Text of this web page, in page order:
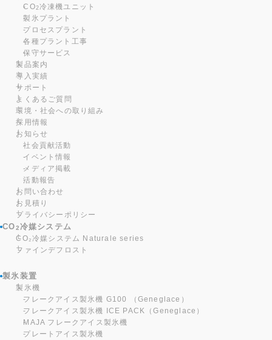
CO2冷凍機ユニット
製氷プラント
プロセスプラント
各種プラント工事
保守サービス
製品案内
導入実績
サポート
よくあるご質問
環境・社会への取り組み
採用情報
お知らせ
社会貢献活動
イベント情報
メディア掲載
活動報告
お問い合わせ
お見積り
プライバシーポリシー
CO2冷媒システム
CO₂冷媒システム Naturale series
ファインデフロスト
製氷装置
製氷機
フレークアイス製氷機 G100 （Geneglace）
フレークアイス製氷機 ICE PACK（Geneglace）
MAJA フレークアイス製氷機
プレートアイス製氷機